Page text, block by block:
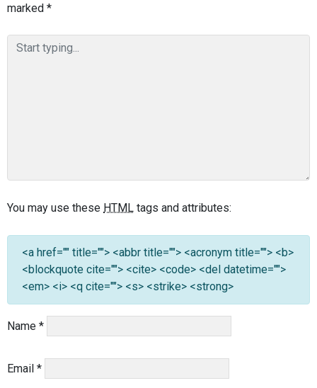
marked *
You may use these HTML tags and attributes:
<a href="" title=""> <abbr title=""> <acronym title=""> <b>
<blockquote cite=""> <cite> <code> <del datetime="">
<em> <i> <q cite=""> <s> <strike> <strong>
Name *
Email *